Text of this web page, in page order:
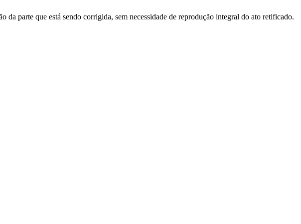
parte que está sendo corrigida, sem necessidade de reprodução integral do ato retificado.